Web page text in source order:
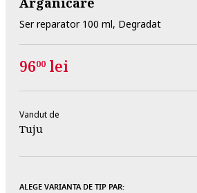
Ser reparator 100 ml, Degradat
9600 lei
Vandut de
Tuju
ALEGE VARIANTA DE TIP PAR: